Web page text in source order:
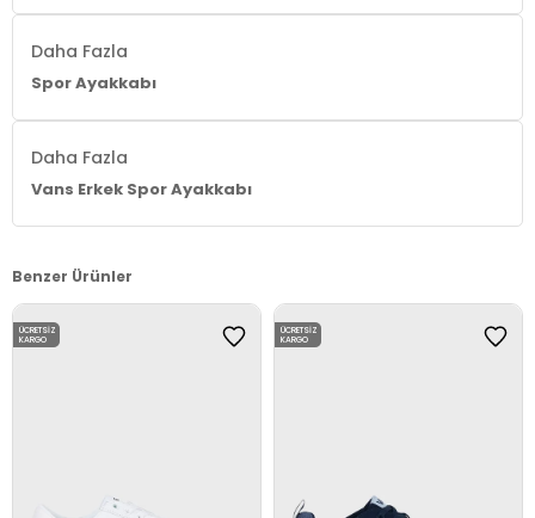
Daha Fazla
Spor Ayakkabı
Daha Fazla
Vans Erkek Spor Ayakkabı
Benzer Ürünler
ÜCRETSIZ
KARGO
ÜCRETSIZ
KARGO